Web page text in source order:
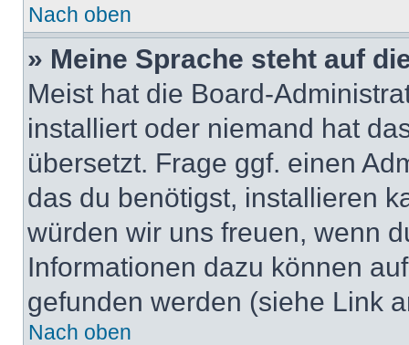
Nach oben
» Meine Sprache steht auf
Meist hat die Board-
installiert oder niemand hat
übersetzt. Frage ggf. einen
das du benötigst, installieren
würden wir uns freuen, wenn
Informationen dazu können
gefunden werden (siehe Link
Nach oben